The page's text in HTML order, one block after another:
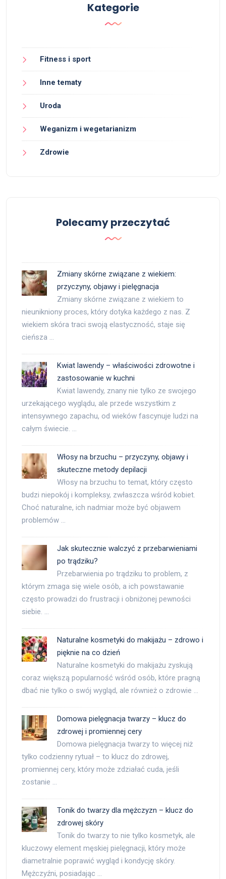
Kategorie
Fitness i sport
Inne tematy
Uroda
Weganizm i wegetarianizm
Zdrowie
Polecamy przeczytać
Zmiany skórne związane z wiekiem:
przyczyny, objawy i pielęgnacja
Zmiany skórne związane z wiekiem to
nieunikniony proces, który dotyka każdego z nas. Z
wiekiem skóra traci swoją elastyczność, staje się
cieńsza …
Kwiat lawendy – właściwości zdrowotne i
zastosowanie w kuchni
Kwiat lawendy, znany nie tylko ze swojego
urzekającego wyglądu, ale przede wszystkim z
intensywnego zapachu, od wieków fascynuje ludzi na
całym świecie. …
Włosy na brzuchu – przyczyny, objawy i
skuteczne metody depilacji
Włosy na brzuchu to temat, który często
budzi niepokój i kompleksy, zwłaszcza wśród kobiet.
Choć naturalne, ich nadmiar może być objawem
problemów …
Jak skutecznie walczyć z przebarwieniami
po trądziku?
Przebarwienia po trądziku to problem, z
którym zmaga się wiele osób, a ich powstawanie
często prowadzi do frustracji i obniżonej pewności
siebie. …
Naturalne kosmetyki do makijażu – zdrowo i
pięknie na co dzień
Naturalne kosmetyki do makijażu zyskują
coraz większą popularność wśród osób, które pragną
dbać nie tylko o swój wygląd, ale również o zdrowie …
Domowa pielęgnacja twarzy – klucz do
zdrowej i promiennej cery
Domowa pielęgnacja twarzy to więcej niż
tylko codzienny rytuał – to klucz do zdrowej,
promiennej cery, który może zdziałać cuda, jeśli
zostanie …
Tonik do twarzy dla mężczyzn – klucz do
zdrowej skóry
Tonik do twarzy to nie tylko kosmetyk, ale
kluczowy element męskiej pielęgnacji, który może
diametralnie poprawić wygląd i kondycję skóry.
Mężczyźni, posiadając …